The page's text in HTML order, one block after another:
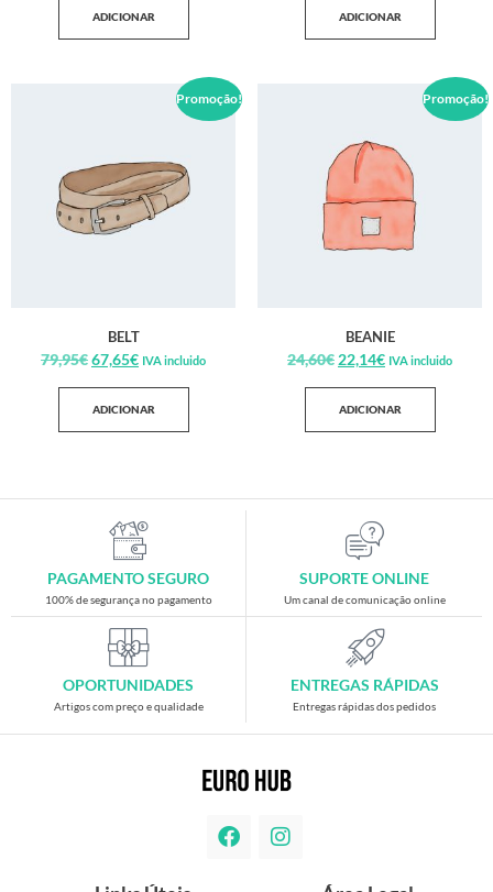
ADICIONAR ADICIONAR
Promoção!
BELT
79,95€67,65€ IVA incluido
ADICIONAR
Promoção!
BEANIE
24,60€ 22,14€ IVA incluido
ADICIONAR
PAGAMENTO SEGURO
100% de segurança no pagamento
SUPORTE ONLINE
Um canal de comunicação online
OPORTUNIDADES
Artigos com preço e qualidade
ENTREGAS RÁPIDAS
Entregas rápidas dos pedidos